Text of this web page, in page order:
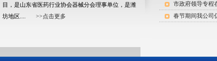
目，是山东省医药行业协会器械分会理事单位，是潍
坊地区.... >>点击更多
市政府领导专程
春节期间我公司